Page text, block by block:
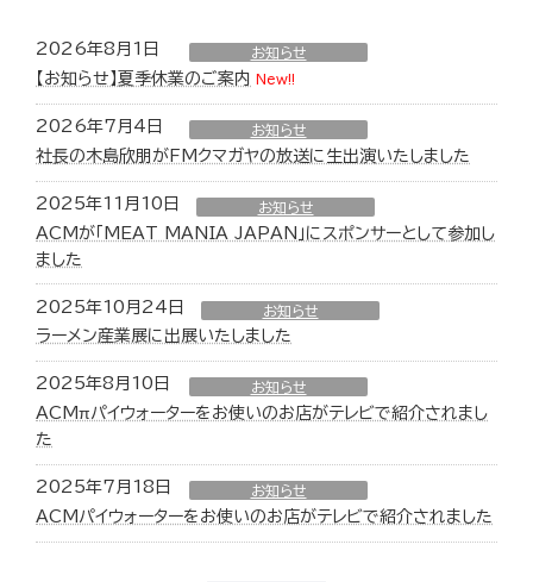
2026年8月1日 お知らせ
【お知らせ】夏季休業のご案内 New!!
2026年7月4日 お知らせ
社長の木島欣朋がFMクマガヤの放送に生出演いたしました
2025年11月10日 お知らせ
ACMが「MEAT MANIA JAPAN」にスポンサーとして参加し
ました
2025年10月24日 お知らせ
ラーメン産業展に出展いたしました
2025年8月10日 お知らせ
ACMπパイウォーターをお使いのお店がテレビで紹介されまし
た
2025年7月18日 お知らせ
ACMパイウォーターをお使いのお店がテレビで紹介されました